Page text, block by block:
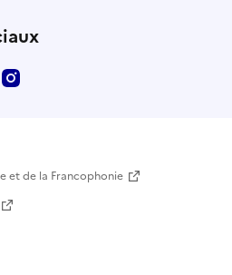
et de la Francophonie